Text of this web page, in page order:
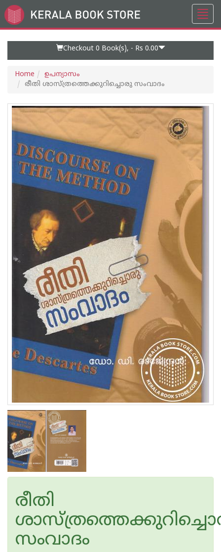
Go
to
Checkout 0 Book(s), - Rs 0.00
Home
ഉപന്യാസം
രീതി ശാസ്ത്രത്തെക്കുറിച്ചൊരു സംവാദം
രീതി
സംവാദം